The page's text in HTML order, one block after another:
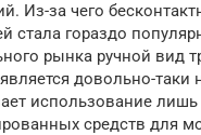
Из-за чего
стала гораздо
рынка ручной вид
довольно-таки
использование
средств для